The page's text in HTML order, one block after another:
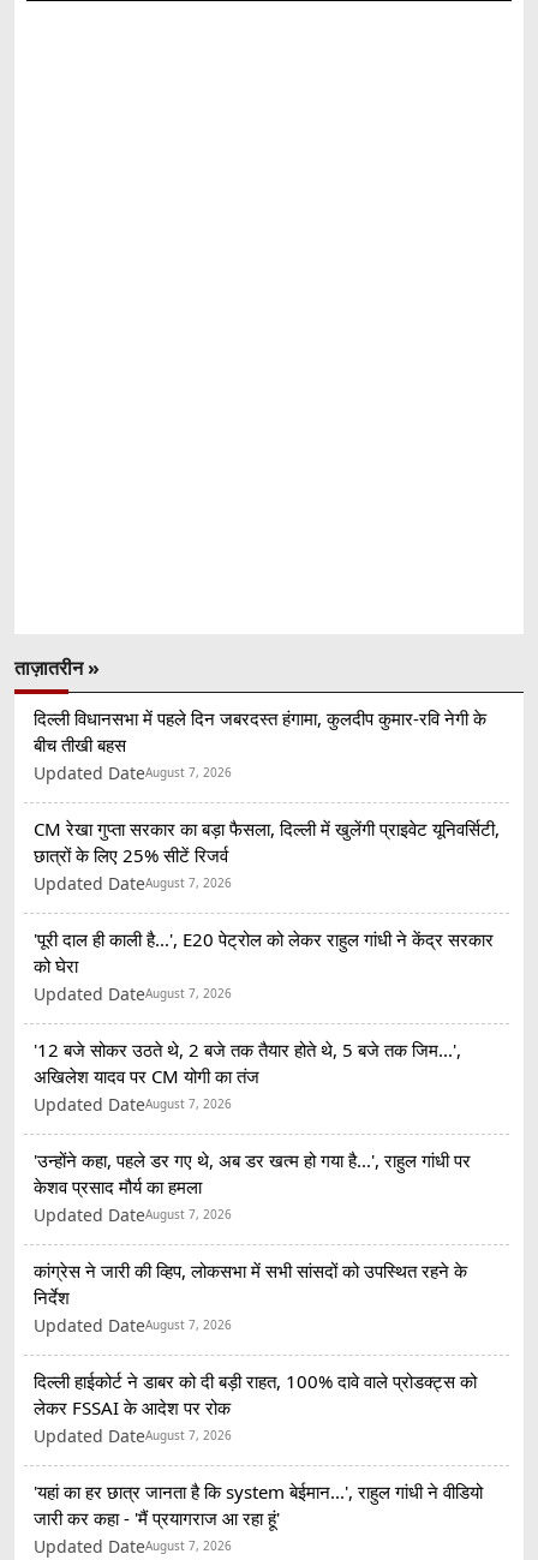
ताज़ातरीन »
दिल्ली विधानसभा में पहले दिन जबरदस्त हंगामा, कुलदीप कुमार-रवि नेगी के
बीच तीखी बहस
Updated DateAugust 7, 2026
CM रेखा गुप्ता सरकार का बड़ा फैसला, दिल्ली में खुलेंगी प्राइवेट यूनिवर्सिटी,
छात्रों के लिए 25% सीटें रिजर्व
Updated DateAugust 7, 2026
'पूरी दाल ही काली है...', E20 पेट्रोल को लेकर राहुल गांधी ने केंद्र सरकार
को घेरा
Updated DateAugust 7, 2026
'12 बजे सोकर उठते थे, 2 बजे तक तैयार होते थे, 5 बजे तक जिम...',
अखिलेश यादव पर CM योगी का तंज
Updated DateAugust 7, 2026
'उन्होंने कहा, पहले डर गए थे, अब डर खत्म हो गया है...', राहुल गांधी पर
केशव प्रसाद मौर्य का हमला
Updated DateAugust 7, 2026
कांग्रेस ने जारी की व्हिप, लोकसभा में सभी सांसदों को उपस्थित रहने के
निर्देश
Updated DateAugust 7, 2026
दिल्ली हाईकोर्ट ने डाबर को दी बड़ी राहत, 100% दावे वाले प्रोडक्ट्स को
लेकर FSSAI के आदेश पर रोक
Updated DateAugust 7, 2026
'यहां का हर छात्र जानता है कि system बेईमान...', राहुल गांधी ने वीडियो
जारी कर कहा - 'मैं प्रयागराज आ रहा हूं'
Updated DateAugust 7, 2026